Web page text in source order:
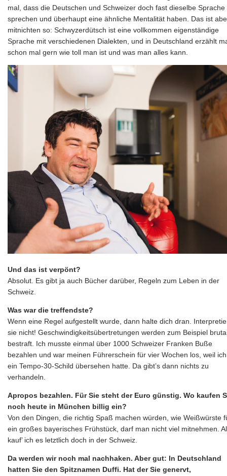
mal, dass die Deutschen und Schweizer doch fast dieselbe Sprache
sprechen und überhaupt eine ähnliche Mentalität haben. Das ist
mitnichten so: Schwyzerdütsch ist eine vollkommen eigenständige
Sprache mit verschiedenen Dialekten, und in Deutschland erzählt
schon mal gern wie toll man ist und was man alles kann.
Und das ist verpönt?
Absolut. Es gibt ja auch Bücher darüber, Regeln zum Leben in der
Schweiz.
Was war die treffendste?
Wenn eine Regel aufgestellt wurde, dann halte dich dran.
sie nicht! Geschwindigkeitsübertretungen werden zum Beispiel
bestraft. Ich musste einmal über 1000 Schweizer Franken Buße
bezahlen und war meinen Führerschein für vier Wochen los, weil ich
ein Tempo-30-Schild übersehen hatte. Da gibt’s dann nichts zu
verhandeln.
Apropos bezahlen. Für Sie steht der Euro günstig. Wo kaufen
noch heute in München billig ein?
Von den Dingen, die richtig Spaß machen würden, wie Weißwürste
ein großes bayerisches Frühstück, darf man nicht viel mitnehmen.
kauf’ ich es letztlich doch in der Schweiz.
Da werden wir noch mal nachhaken. Aber gut: In Deutschland
hatten Sie den Spitznamen Duffi. Hat der Sie genervt,